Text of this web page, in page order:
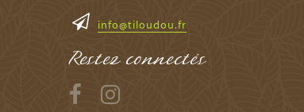
info@tiloudou.fr
Restez connectés